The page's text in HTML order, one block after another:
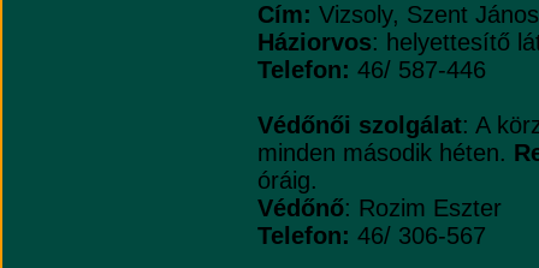
Cím: Vizsoly, Szent
Háziorvos: helyettesítő
Telefon: 46/ 587-446
Védőnői szolgálat: A
minden második héten.
óráig.
Védőnő: Rozim Eszter
Telefon: 46/ 306-567